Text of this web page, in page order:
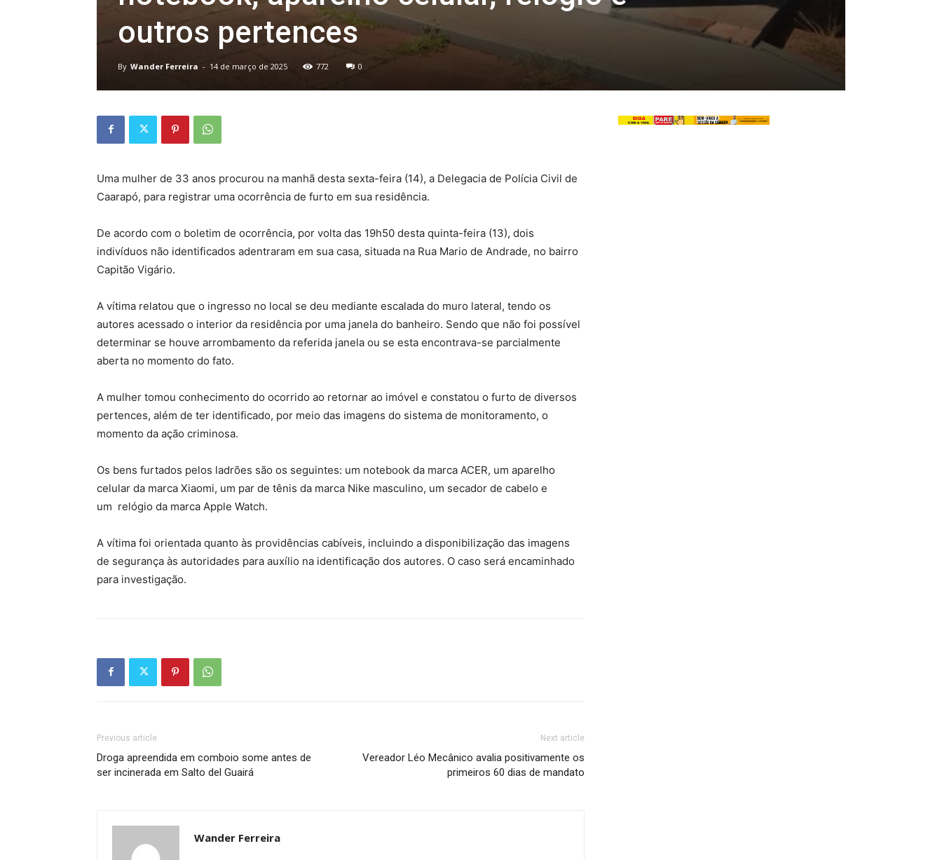
outros pertences
By Wander Ferreira - 14 de março de 2025 772 0
Uma mulher de 33 anos procurou na manhã desta sexta-feira (14), a Delegacia de Polícia Civil de
Caarapó, para registrar uma ocorrência de furto em sua residência.
De acordo com o boletim de ocorrência, por volta das 19h50 desta quinta-feira (13), dois
indivíduos não identificados adentraram em sua casa, situada na Rua Mario de Andrade, no bairro
Capitão Vigário.
A vítima relatou que o ingresso no local se deu mediante escalada do muro lateral, tendo os
autores acessado o interior da residência por uma janela do banheiro. Sendo que não foi possível
determinar se houve arrombamento da referida janela ou se esta encontrava-se parcialmente
aberta no momento do fato.
A mulher tomou conhecimento do ocorrido ao retornar ao imóvel e constatou o furto de diversos
pertences, além de ter identificado, por meio das imagens do sistema de monitoramento, o
momento da ação criminosa.
Os bens furtados pelos ladrões são os seguintes: um notebook da marca ACER, um aparelho
celular da marca Xiaomi, um par de tênis da marca Nike masculino, um secador de cabelo e
um relógio da marca Apple Watch.
A vítima foi orientada quanto às providências cabíveis, incluindo a disponibilização das imagens
de segurança às autoridades para auxílio na identificação dos autores. O caso será encaminhado
para investigação.
Previous article
Droga apreendida em comboio some antes de
ser incinerada em Salto del Guairá
Next article
Vereador Léo Mecânico avalia positivamente os
primeiros 60 dias de mandato
Wander Ferreira